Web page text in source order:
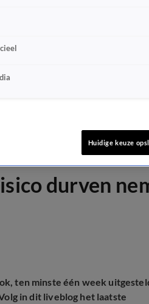
durven
ten minste één week
in dit liveblog het laatste
Huidige keuze